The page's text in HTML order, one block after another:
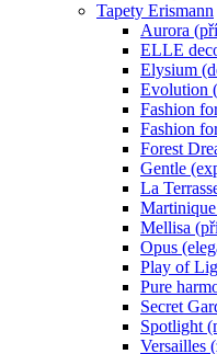
Tapety Erismann
Aurora
ELLE
Elysium
Evolution
Fashion
Fashion
Forest
Gentle
La
Mellisa
Opus
Play of
Pure
Secret
Spotlight
Versailles